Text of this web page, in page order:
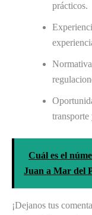
prácticos.
transporte
Cuál es el
Juan a Mar del
¡Dejanos tus